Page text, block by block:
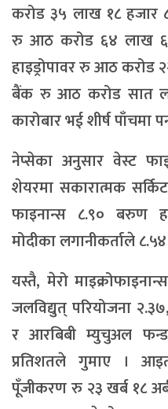
करोड ३५ लाख १८ हजार
रु आठ करोड ६४ लाख
हाइड्रोपावर रु आठ
बैंक रु आठ करोड सात
कारोबार भई शीर्ष पाँचमा
नेप्सेका अनुसार वेस्ट
शेयरमा सकारात्मक
फाइनान्स ८.९० बरुण
मोदीका लगानीकर्ताले
यस्तै, मेरो
जलविद्युत् परियोजना
र आरबिबी म्युचुअल
प्रतिशतले गुमाए ।
पूँजीकरण रु २३ खर्ब १८